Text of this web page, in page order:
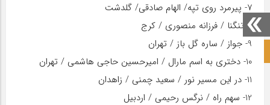
صفحه نخست آکادمی علمی
7- پیرمرد روی تپه/ الهام صادقی/ گلدشت
8-تنگنا / فرزانه منصوری / کرج
9- جواز / ساره گل باز / تهران
10- دختری به اسم مارال / امیرحسین حاجی هاشمی / تهران
11- در این مسیر نور / سعید چمنی / زاهدان
12- سهم راه / نرگس رحیمی / اردبیل